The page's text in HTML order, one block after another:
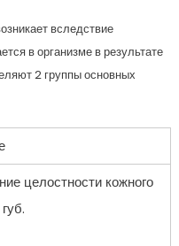
вследствие
в организме в результате
2 группы основных
целостности кожного